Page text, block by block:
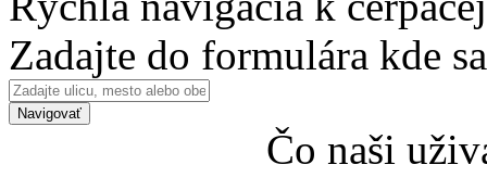
Zadajte do formulára kde
Navigovať
Čo naši